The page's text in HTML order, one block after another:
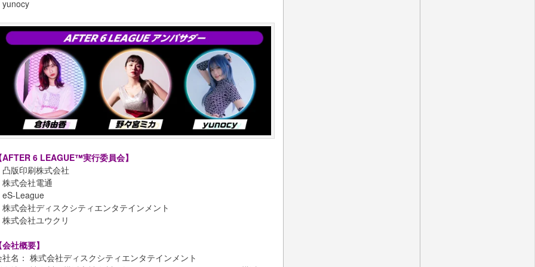
yunocy
AFTER 6 LEAGUE™実行委員会】
凸版印刷株式会社
株式会社電通
eS-League
株式会社ディスクシティエンタテインメント
株式会社ユウクリ
社概要】
社名： 株式会社ディスクシティエンタテインメント